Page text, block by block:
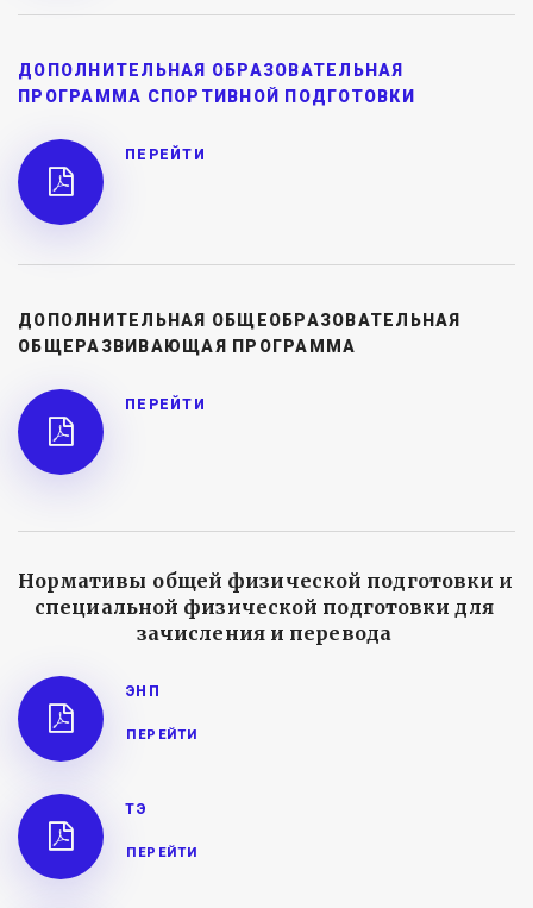
ДОПОЛНИТЕЛЬНАЯ ОБРАЗОВАТЕЛЬНАЯ
ПРОГРАММА СПОРТИВНОЙ ПОДГОТОВКИ
ПЕРЕЙТИ
ДОПОЛНИТЕЛЬНАЯ ОБЩЕОБРАЗОВАТЕЛЬНАЯ
ОБЩЕРАЗВИВАЮЩАЯ ПРОГРАММА
ПЕРЕЙТИ
Нормативы общей физической подготовки и
специальной физической подготовки для
зачисления и перевода
ЭНП
ПЕРЕЙТИ
ТЭ
ПЕРЕЙТИ